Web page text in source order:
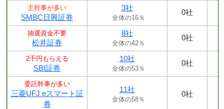
主幹事が多い
SMBC日興証券
3社
全体の16％
0社
抽選資金不要
松井証券
8社
全体の42％
0社
2千円もらえる
SBI証券
10社
全体の53％
0社
委託幹事が多い
三菱UFJ eスマート証
券
11社
全体の58％
0社